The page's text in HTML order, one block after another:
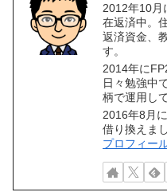
2012年10月
在返済中。
返済資金、
す。
2014年に
日々勉強中
柄で運用し
2016年8月
借り換えまし
プロフィー